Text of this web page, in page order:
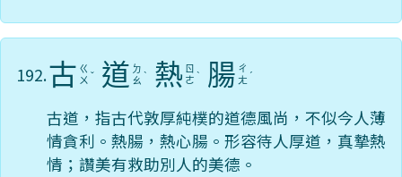
192.古 ㄍ
ㄨ ˇ 道 ㄉ
ㄠ ˋ 熱 ㄖ
ㄜ ˋ 腸 ㄔ
ㄤ ˊ
古道，指古代敦厚純樸的道德風尚，不似今人薄
情貪利。熱腸，熱心腸。形容待人厚道，真摯熱
情；讚美有救助別人的美德。